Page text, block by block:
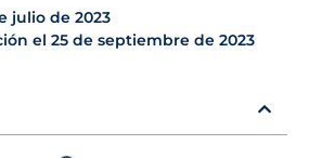
julio de 2023
el 25 de septiembre de 2023